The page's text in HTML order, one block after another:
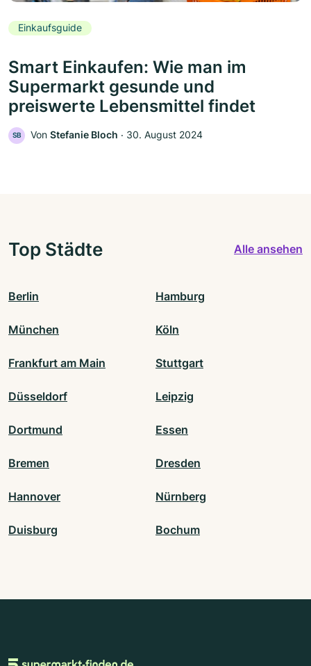
Einkaufsguide
Smart Einkaufen: Wie man im
Supermarkt gesunde und
preiswerte Lebensmittel findet
SB Von Stefanie Bloch ‧ 30. August 2024
Top Städte Alle ansehen
Berlin Hamburg
München Köln
Frankfurt am Main Stuttgart
Düsseldorf Leipzig
Dortmund Essen
Bremen Dresden
Hannover Nürnberg
Duisburg Bochum